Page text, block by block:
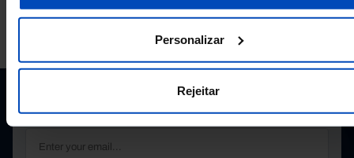
Personalizar
Rejeitar
SUBSCRIBE TO FUNDAÇÃO NEWSLETTER
E-MAIL